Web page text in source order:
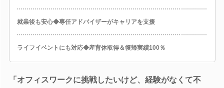
就業後も安心◆専任アドバイザーがキャリアを支援
ライフイベントにも対応◆産育休取得＆復帰実績100％
「オフィスワークに挑戦したいけど、経験がなくて不